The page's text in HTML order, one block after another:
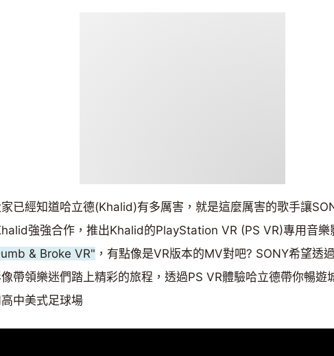
已經知道哈立德(Khalid)有多厲害，就是這麼厲害的歌手讓
強強合作，推出Khalid的PlayStation VR (PS VR)專用音樂
& Broke VR" ，有點像是VR版本的MV對吧? SONY希望透
帶領樂迷們踏上精彩的旅程，透過PS VR體驗哈立德帶你暢遊
中美式足球場